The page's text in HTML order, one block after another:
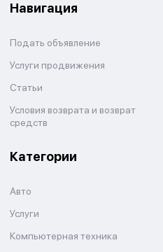
Навигация
Подать объявление
Услуги продвижения
Статьи
Условия возврата и возврат
средств
Категории
Авто
Услуги
Компьютерная техника